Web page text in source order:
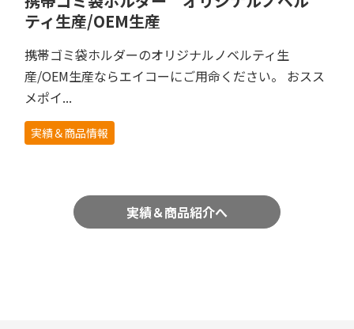
ティ生産/OEM生産
携帯ゴミ袋ホルダーのオリジナルノベルティ生
産/OEM生産ならエイコーにご用命ください。 おスス
メポイ...
実績＆商品情報
実績＆商品紹介へ